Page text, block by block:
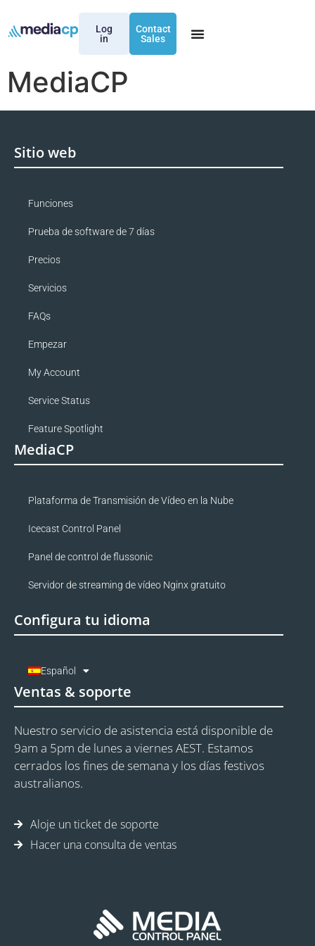
Log
in
Contact
Sales
MediaCP
Sitio web
Funciones
Prueba de software de 7 días
Precios
Servicios
FAQs
Empezar
My Account
Service Status
Feature Spotlight
MediaCP
Plataforma de Transmisión de Vídeo en la Nube
Icecast Control Panel
Panel de control de flussonic
Servidor de streaming de vídeo Nginx gratuito
Configura tu idioma
Español
Ventas & soporte
Nuestro servicio de asistencia está disponible de
9am a 5pm de lunes a viernes AEST. Estamos
cerrados los fines de semana y los días festivos
australianos.
Aloje un ticket de soporte
Hacer una consulta de ventas